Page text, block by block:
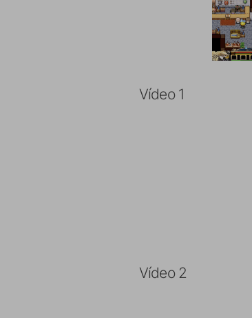
Vídeo 1
Vídeo 2